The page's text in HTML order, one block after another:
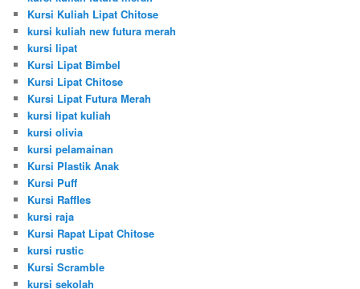
Kursi Kuliah Lipat Chitose
kursi kuliah new futura merah
kursi lipat
Kursi Lipat Bimbel
Kursi Lipat Chitose
Kursi Lipat Futura Merah
kursi lipat kuliah
kursi olivia
kursi pelamainan
Kursi Plastik Anak
Kursi Puff
Kursi Raffles
kursi raja
Kursi Rapat Lipat Chitose
kursi rustic
Kursi Scramble
kursi sekolah